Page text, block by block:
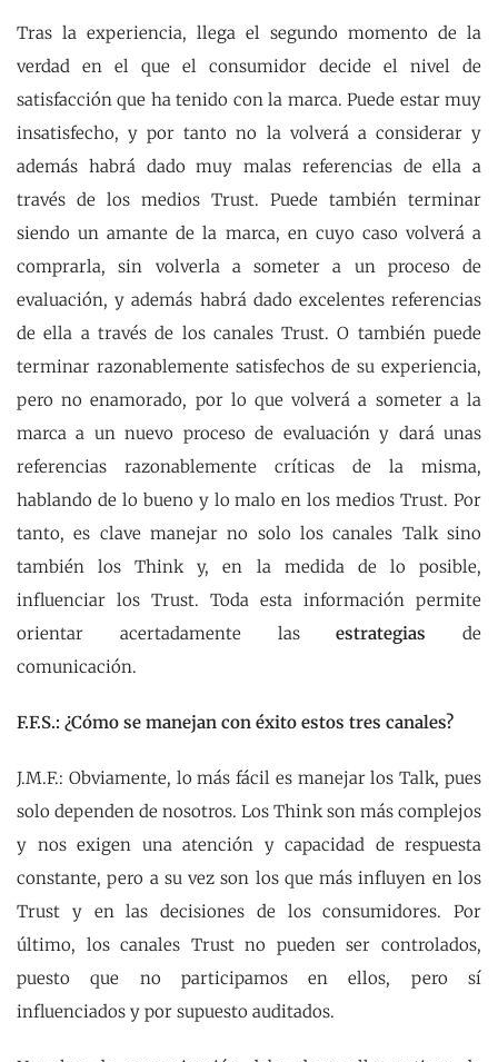
Tras la experiencia, llega el segundo momento de la
verdad en el que el consumidor decide el nivel de
satisfacción que ha tenido con la marca. Puede estar muy
insatisfecho, y por tanto no la volverá a considerar y
además habrá dado muy malas referencias de ella a
través de los medios Trust. Puede también terminar
siendo un amante de la marca, en cuyo caso volverá a
comprarla, sin volverla a someter a un proceso de
evaluación, y además habrá dado excelentes referencias
de ella a través de los canales Trust. O también puede
terminar razonablemente satisfechos de su experiencia,
pero no enamorado, por lo que volverá a someter a la
marca a un nuevo proceso de evaluación y dará unas
referencias razonablemente críticas de la misma,
hablando de lo bueno y lo malo en los medios Trust. Por
tanto, es clave manejar no solo los canales Talk sino
también los Think y, en la medida de lo posible,
influenciar los Trust. Toda esta información permite
orientar acertadamente lasestrategias de
comunicación.
F.F.S.: ¿Cómo se manejan con éxito estos tres canales?
J.M.F.: Obviamente, lo más fácil es manejar los Talk, pues
solo dependen de nosotros. Los Think son más complejos
y nos exigen una atención y capacidad de respuesta
constante, pero a su vez son los que más influyen en los
Trust y en las decisiones de los consumidores. Por
último, los canales Trust no pueden ser controlados,
puesto que no participamos en ellos, pero sí
influenciados y por supuesto auditados.